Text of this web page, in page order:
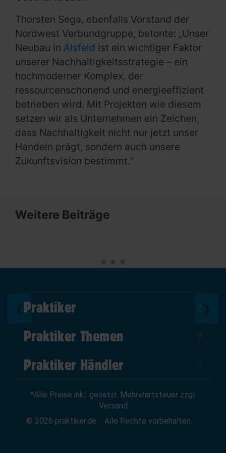
Thorsten Sega, ebenfalls Vorstand der
Nordwest Verbundgruppe, betonte: „Unser
Neubau in Alsfeld ist ein wichtiger Faktor
unserer Nachhaltigkeitsstrategie – ein
hochmoderner Komplex, der
ressourcenschonend und energieeffizient
betrieben wird. Mit Projekten wie diesem
setzen wir als Unternehmen ein Zeichen,
dass Nachhaltigkeit nicht nur jetzt unser
Handeln prägt, sondern auch unsere
Zukunftsvision bestimmt.“
Weitere Beiträge
❮ ❯
Praktiker
Über Uns
Impressum
AGB
Widerrufsrecht
Praktiker Themen
DIY Helden
Marktplatz
News
Praktiker Händler
Zum Händler-Login
Affiliate Partnerprogramm
*Alle Preise inkl. gesetzl. Mehrwertsteuer zzgl.
Versand
© 2026 praktiker.de
Alle Rechte vorbehalten.